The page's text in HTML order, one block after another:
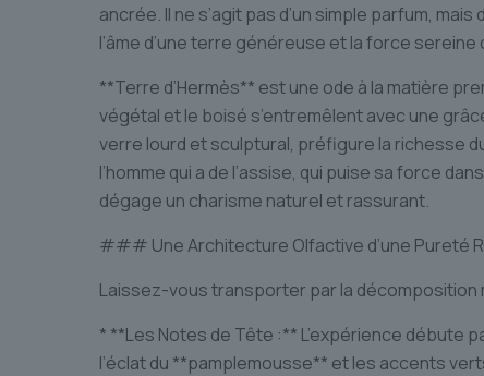
ancrée. Il ne s’agit pas d’un simple parfum,
l’âme d’une terre généreuse et la force
**Terre d’Hermès** est une ode à la matière
végétal et le boisé s’entremêlent avec une
verre lourd et sculptural, préfigure la richesse
l’homme qui a de l’assise, qui puise sa force
dégage un charisme naturel et rassurant.
### Une Architecture Olfactive d’une Pureté
Laissez-vous transporter par la décomposition
* **Les Notes de Tête :** L’expérience débute
l’éclat du **pamplemousse** et les accents